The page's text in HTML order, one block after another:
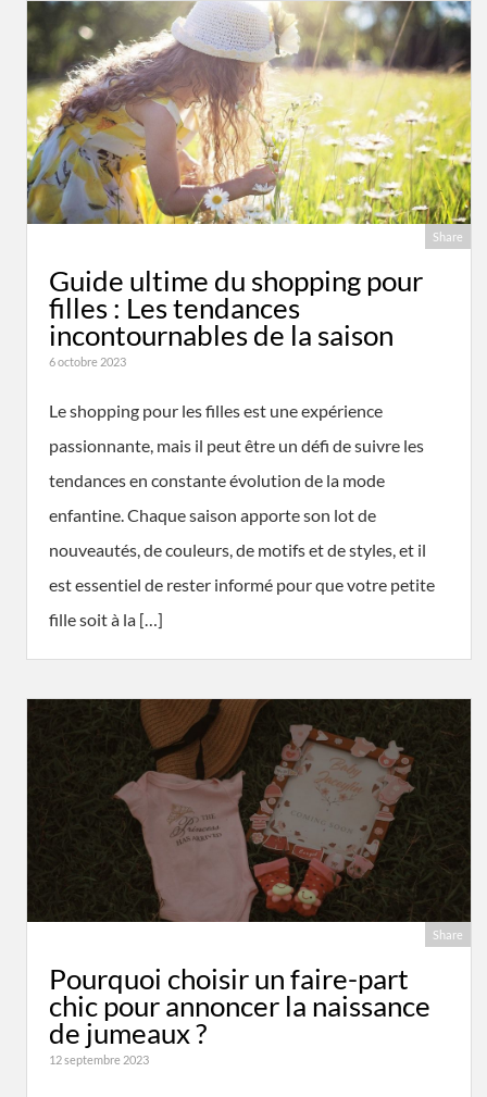
Share
Guide ultime du shopping pour
filles : Les tendances
incontournables de la saison
6 octobre 2023
Le shopping pour les filles est une expérience
passionnante, mais il peut être un défi de suivre les
tendances en constante évolution de la mode
enfantine. Chaque saison apporte son lot de
nouveautés, de couleurs, de motifs et de styles, et il
est essentiel de rester informé pour que votre petite
fille soit à la […]
Share
Pourquoi choisir un faire-part
chic pour annoncer la naissance
de jumeaux ?
12 septembre 2023